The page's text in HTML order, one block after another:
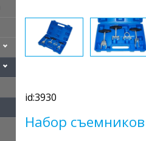
id:3930
Набор